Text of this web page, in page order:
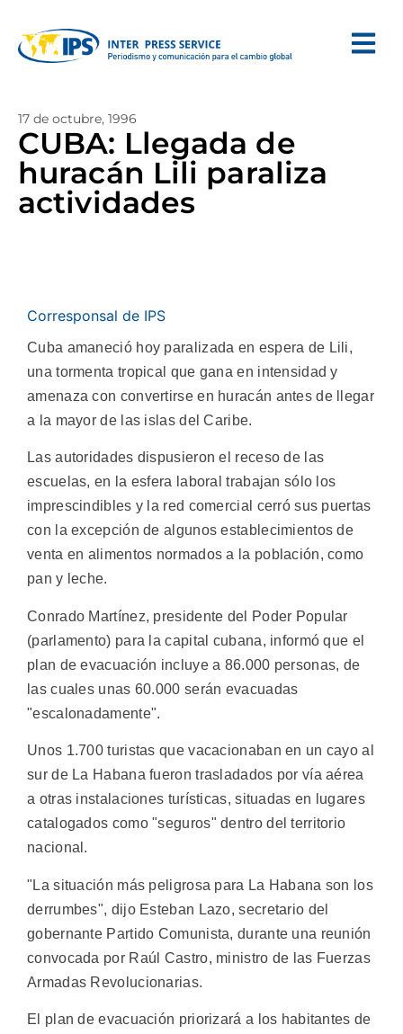
17 de octubre, 1996
CUBA: Llegada de
huracán Lili paraliza
actividades
Corresponsal de IPS
Cuba amaneció hoy paralizada en espera de Lili,
una tormenta tropical que gana en intensidad y
amenaza con convertirse en huracán antes de llegar
a la mayor de las islas del Caribe.
Las autoridades dispusieron el receso de las
escuelas, en la esfera laboral trabajan sólo los
imprescindibles y la red comercial cerró sus puertas
con la excepción de algunos establecimientos de
venta en alimentos normados a la población, como
pan y leche.
Conrado Martínez, presidente del Poder Popular
(parlamento) para la capital cubana, informó que el
plan de evacuación incluye a 86.000 personas, de
las cuales unas 60.000 serán evacuadas
"escalonadamente".
Unos 1.700 turistas que vacacionaban en un cayo al
sur de La Habana fueron trasladados por vía aérea
a otras instalaciones turísticas, situadas en lugares
catalogados como "seguros" dentro del territorio
nacional.
"La situación más peligrosa para La Habana son los
derrumbes", dijo Esteban Lazo, secretario del
gobernante Partido Comunista, durante una reunión
convocada por Raúl Castro, ministro de las Fuerzas
Armadas Revolucionarias.
El plan de evacuación priorizará a los habitantes de